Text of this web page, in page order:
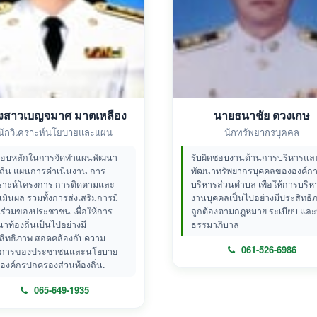
สาวเบญจมาศ มาตเหลือง
กวิเคราะห์นโยบายและแผน
บหลักในการจัดทำแผนพัฒนา
น แผนการดำเนินงาน การ
าะห์โครงการ การติดตามและ
มินผล รวมทั้งการส่งเสริมการมี
วมของประชาชน เพื่อให้การ
ท้องถิ่นเป็นไปอย่างมี
ทธิภาพ สอดคล้องกับความ
ารของประชาชนและนโยบาย
งค์กรปกครองส่วนท้องถิ่น.
065-649-1935
นายธนาชัย ดวงเกษ
นักทรัพยากรบุคคล
รับผิดชอบงานด้านการบริหารแล
พัฒนาทรัพยากรบุคคลขององค์ก
บริหารส่วนตำบล เพื่อให้การบริห
งานบุคคลเป็นไปอย่างมีประสิทธิ
ถูกต้องตามกฎหมาย ระเบียบ แล
ธรรมาภิบาล
061-526-6986